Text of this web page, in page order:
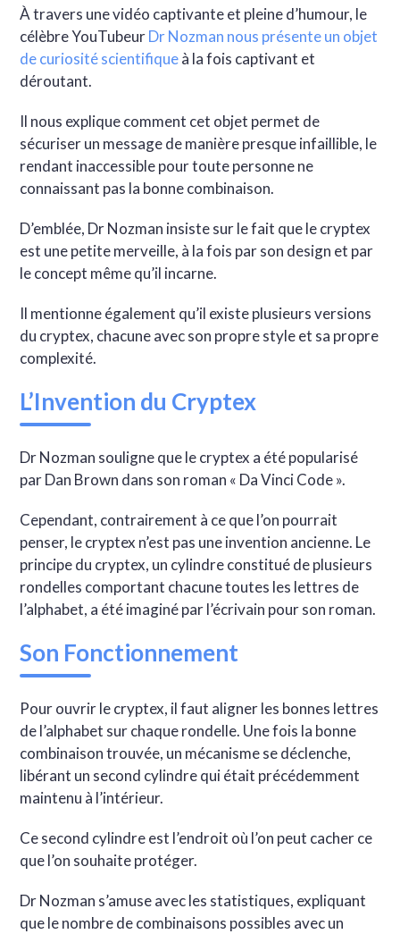
À travers une vidéo captivante et pleine d’humour, le
célèbre YouTubeurDr Nozman nous présente un objet
de curiosité scientifiqueà la fois captivant et
déroutant.
Il nous explique comment cet objet permet de
sécuriser un message de manière presque infaillible, le
rendant inaccessible pour toute personne ne
connaissant pas la bonne combinaison.
D’emblée, Dr Nozman insiste sur le fait que le cryptex
est une petite merveille, à la fois par son design et par
le concept même qu’il incarne.
Il mentionne également qu’il existe plusieurs versions
du cryptex, chacune avec son propre style et sa propre
complexité.
L’Invention du Cryptex
Dr Nozman souligne que le cryptex a été popularisé
par Dan Brown dans son roman « Da Vinci Code ».
Cependant, contrairement à ce que l’on pourrait
penser, le cryptex n’est pas une invention ancienne. Le
principe du cryptex, un cylindre constitué de plusieurs
rondelles comportant chacune toutes les lettres de
l’alphabet, a été imaginé par l’écrivain pour son roman.
Son Fonctionnement
Pour ouvrir le cryptex, il faut aligner les bonnes lettres
de l’alphabet sur chaque rondelle. Une fois la bonne
combinaison trouvée, un mécanisme se déclenche,
libérant un second cylindre qui était précédemment
maintenu à l’intérieur.
Ce second cylindre est l’endroit où l’on peut cacher ce
que l’on souhaite protéger.
Dr Nozman s’amuse avec les statistiques, expliquant
que le nombre de combinaisons possibles avec un